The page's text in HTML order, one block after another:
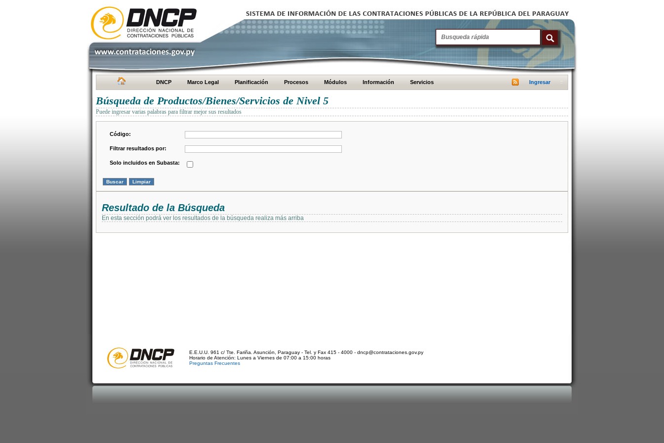
DNCP Marco Legal Planificación Procesos Módulos Información Servicios Ingresar
Búsqueda de Productos/Bienes/Servicios de Nivel 5
Puede ingresar varias palabras para filtrar mejor sus resultados
Código:
Filtrar resultados por:
Solo incluidos en Subasta:
Resultado de la Búsqueda
En esta sección podrá ver los resultados de la búsqueda realiza más arriba
E.E.U.U. 961 c/ Tte. Fariña. Asunción, Paraguay - Tel. y Fax 415 - 4000 - dncp@contrataciones.gov.py
Horario de Atención: Lunes a Viernes de 07:00 a 15:00 horas
Preguntas Frecuentes